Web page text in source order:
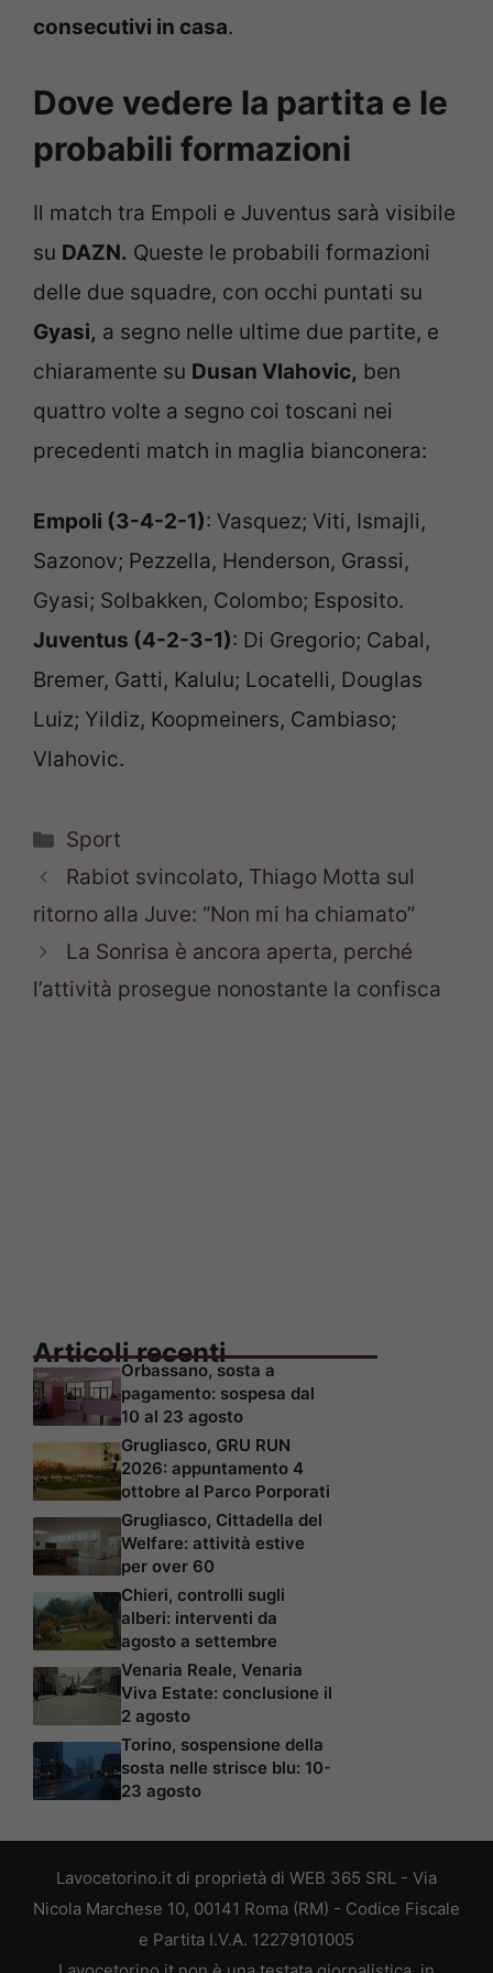
consecutivi in casa.
Dove vedere la partita e le
probabili formazioni
Il match tra Empoli e Juventus sarà visibile
su DAZN. Queste le probabili formazioni
delle due squadre, con occhi puntati su
Gyasi, a segno nelle ultime due partite, e
chiaramente su Dusan Vlahovic, ben
quattro volte a segno coi toscani nei
precedenti match in maglia bianconera:
Empoli (3-4-2-1): Vasquez; Viti, Ismajli,
Sazonov; Pezzella, Henderson, Grassi,
Gyasi; Solbakken, Colombo; Esposito.
Juventus (4-2-3-1): Di Gregorio; Cabal,
Bremer, Gatti, Kalulu; Locatelli, Douglas
Luiz; Yildiz, Koopmeiners, Cambiaso;
Vlahovic.
Categorie
Sport
Rabiot svincolato, Thiago Motta sul
ritorno alla Juve: “Non mi ha chiamato”
La Sonrisa è ancora aperta, perché
l’attività prosegue nonostante la confisca
Articoli recenti
Orbassano, sosta a
pagamento: sospesa dal
10 al 23 agosto
Grugliasco, GRU RUN
2026: appuntamento 4
ottobre al Parco Porporati
Grugliasco, Cittadella del
Welfare: attività estive
per over 60
Chieri, controlli sugli
alberi: interventi da
agosto a settembre
Venaria Reale, Venaria
Viva Estate: conclusione il
2 agosto
Torino, sospensione della
sosta nelle strisce blu: 10-
23 agosto
Lavocetorino.it di proprietà di WEB 365 SRL - Via
Nicola Marchese 10, 00141 Roma (RM) - Codice Fiscale
e Partita I.V.A. 12279101005